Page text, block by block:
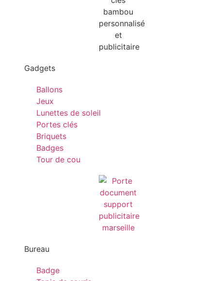
Gadgets
Ballons
Jeux
Lunettes de soleil
Portes clés
Briquets
Badges
Tour de cou
Bureau
Badge